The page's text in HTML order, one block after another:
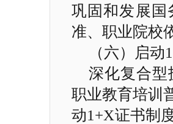
巩固和发展国
准、职业院校
（六）启
深化复合型
职业教育培训
动1+X证书制